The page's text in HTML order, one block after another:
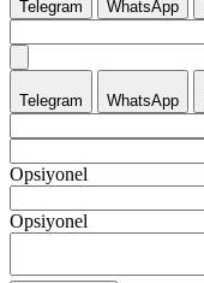
Telegram WhatsApp
Telegram WhatsApp
Opsiyonel
Opsiyonel